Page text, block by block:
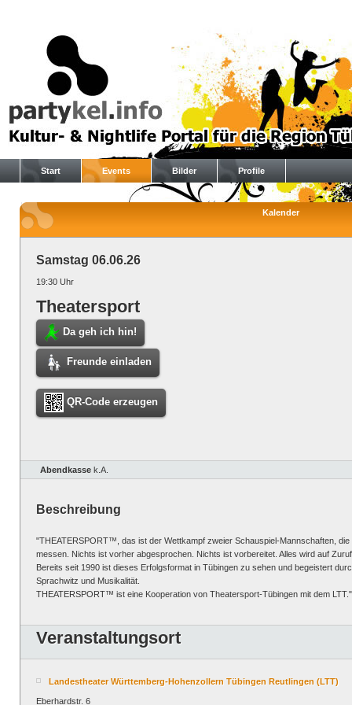
Start Events Bilder Profile
Kalender
Samstag 06.06.26
19:30 Uhr
Theatersport
Da geh ich hin!
Freunde einladen
QR-Code erzeugen
Abendkasse k.A.
Beschreibung
"THEATERSPORT™, das ist der Wettkampf zweier Schauspiel-Mannschaften,
messen. Nichts ist vorher abgesprochen. Nichts ist vorbereitet. Alles wird auf
Bereits seit 1990 ist dieses Erfolgsformat in Tübingen zu sehen und begeistert
Sprachwitz und Musikalität.
THEATERSPORT™ ist eine Kooperation von Theatersport-Tübingen mit dem LTT."
Veranstaltungsort
Landestheater Württemberg-Hohenzollern Tübingen Reutlingen (LTT)
Eberhardstr. 6